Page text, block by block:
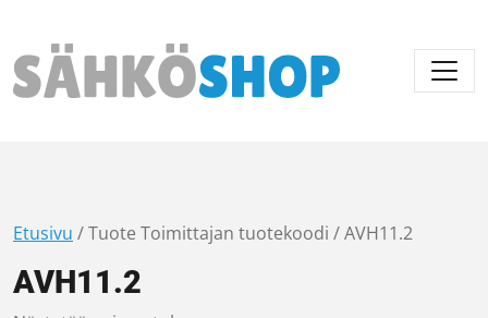
Päävalikko
Etusivu / Tuote Toimittajan tuotekoodi / AVH11.2
AVH11.2